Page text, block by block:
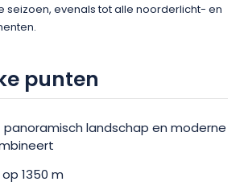
seizoen, evenals tot alle noorderlicht- en
punten
landschap en moderne
1350 m